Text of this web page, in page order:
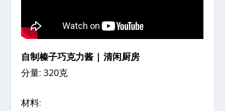
自制榛子巧克力酱 | 清闲厨房
分量: 320克
材料: